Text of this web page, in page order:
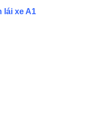
lái xe A1